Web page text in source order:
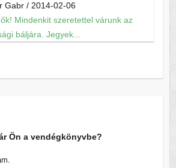
Gabr/ 2014-02-06
Mindenkit szeretettel várunk az
báljára. Jegyek...
Ön a vendégkönyvbe?